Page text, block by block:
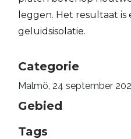
leggen. Het resultaat
geluidsisolatie.
Categorie
Malmö, 24 september
Gebied
Tags